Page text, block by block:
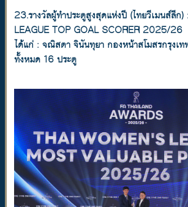
23.รางวัลผู้ทำประตูสูงสุดแห่งปี (ไทยวีเมนส์ลีก
LEAGUE TOP GOAL SCORER 2025/26
ได้แก่ : จณิสตา จินันทุยา กองหน้าสโมสรกรุงเ
ทั้งหมด 16 ประตู